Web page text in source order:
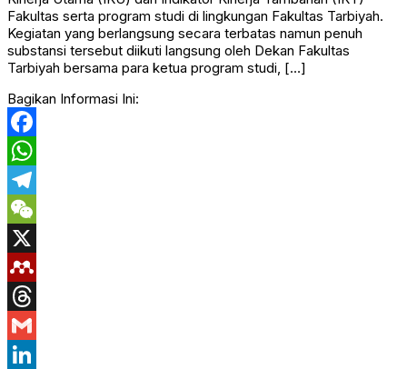
Fakultas serta program studi di lingkungan Fakultas Tarbiyah.
Kegiatan yang berlangsung secara terbatas namun penuh
substansi tersebut diikuti langsung oleh Dekan Fakultas
Tarbiyah bersama para ketua program studi, […]
Bagikan Informasi Ini:
Facebook
WhatsApp
Telegram
WeChat
X
Mendeley
Threads
Gmail